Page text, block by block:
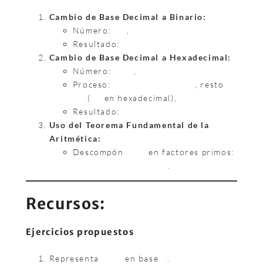
Cambio de Base Decimal a Binario:
Número:
Resultado:
Cambio de Base Decimal a Hexadecimal:
Número:
Proceso:
, resto
(
en hexadecimal),
Resultado:
Uso del Teorema Fundamental de la
Aritmética:
Descompón
en factores primos:
Recursos:
Ejercicios propuestos
Representa en base